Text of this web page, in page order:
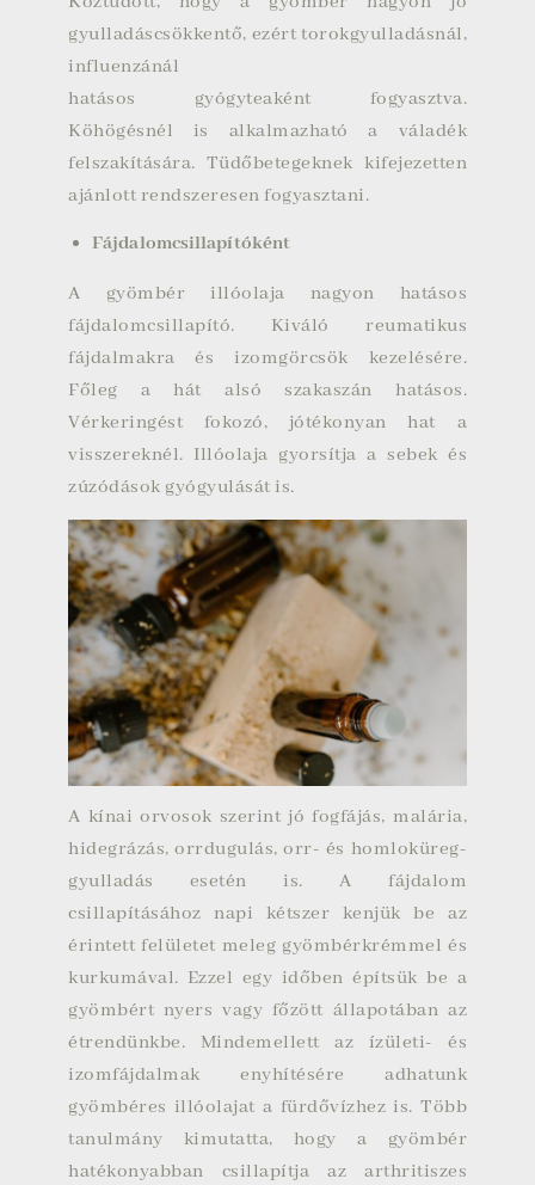
gyulladáscsökkentő, ezért torokgyulladásnál,
influenzánál
hatásos gyógyteaként fogyasztva.
Köhögésnél is alkalmazható a váladék
felszakítására. Tüdőbetegeknek kifejezetten
ajánlott rendszeresen fogyasztani.
Fájdalomcsillapítóként
A gyömbér illóolaja nagyon hatásos
fájdalomcsillapító. Kiváló reumatikus
fájdalmakra és izomgörcsök kezelésére.
Főleg a hát alsó szakaszán hatásos.
Vérkeringést fokozó, jótékonyan hat a
visszereknél. Illóolaja gyorsítja a sebek és
zúzódások gyógyulását is.
A kínai orvosok szerint jó fogfájás, malária,
hidegrázás, orrdugulás, orr- és homloküreg-
gyulladás esetén is. A fájdalom
csillapításához napi kétszer kenjük be az
érintett felületet meleg gyömbérkrémmel és
kurkumával. Ezzel egy időben építsük be a
gyömbért nyers vagy főzött állapotában az
étrendünkbe. Mindemellett az ízületi- és
izomfájdalmak enyhítésére adhatunk
gyömbéres illóolajat a fürdővízhez is. Több
tanulmány kimutatta, hogy a gyömbér
hatékonyabban csillapítja az arthritiszes